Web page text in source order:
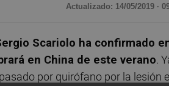
Actualizado: 14/05/2019 ·
Scariolo ha confirmado
en China de este verano.
por quirófano por la lesión